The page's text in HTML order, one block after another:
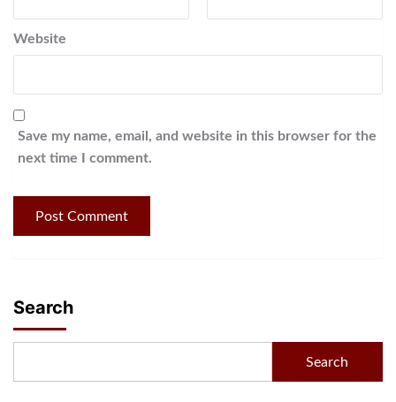
Website
Save my name, email, and website in this browser for the
next time I comment.
Search
Search